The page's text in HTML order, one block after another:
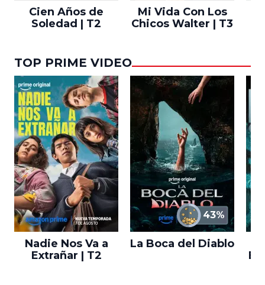
Cien Años de
Soledad | T2
Mi Vida Con Los
Chicos Walter | T3
TOP PRIME VIDEO
Nadie Nos Va a
Extrañar | T2
43%
La Boca del Diablo